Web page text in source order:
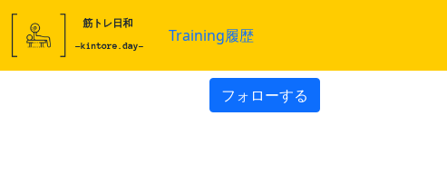
Training履歴
フォローする